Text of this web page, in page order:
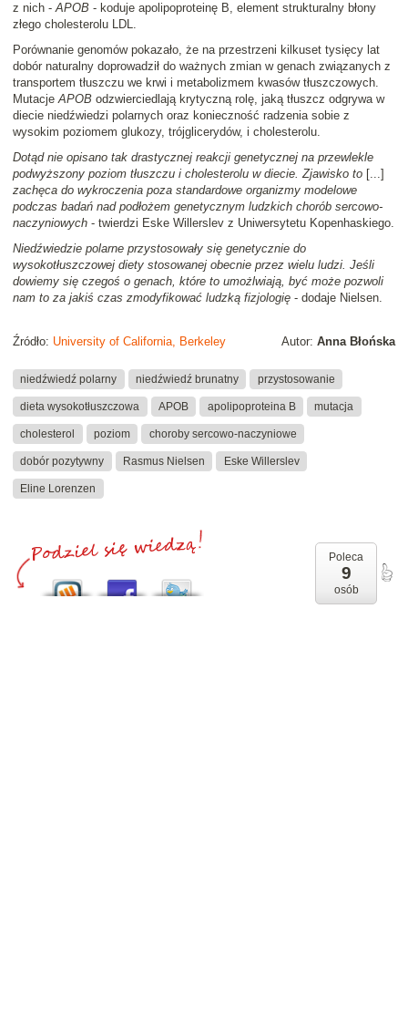
z nich -APOB - koduje apolipoproteinę B, element strukturalny błony
złego cholesterolu LDL.
Porównanie genomów pokazało, że na przestrzeni kilkuset tysięcy lat
dobór naturalny doprowadził do ważnych zmian w genach związanych z
transportem tłuszczu we krwi i metabolizmem kwasów tłuszczowych.
MutacjeAPOB odzwierciedlają krytyczną rolę, jaką tłuszcz odgrywa w
diecie niedźwiedzi polarnych oraz konieczność radzenia sobie z
wysokim poziomem glukozy, trójglicerydów, i cholesterolu.
Dotąd nie opisano tak drastycznej reakcji genetycznej na przewlekle
podwyższony poziom tłuszczu i cholesterolu w diecie. Zjawisko to [...]
zachęca do wykroczenia poza standardowe organizmy modelowe
podczas badań nad podłożem genetycznym ludzkich chorób sercowo-
naczyniowych - twierdzi Eske Willerslev z Uniwersytetu Kopenhaskiego.
Niedźwiedzie polarne przystosowały się genetycznie do
wysokotłuszczowej diety stosowanej obecnie przez wielu ludzi. Jeśli
dowiemy się czegoś o genach, które to umożlwiają, być może pozwoli
nam to za jakiś czas zmodyfikować ludzką fizjologię - dodaje Nielsen.
Autor: Anna Błońska
Źródło: University of California, Berkeley
niedźwiedź polarny niedźwiedź brunatny przystosowanie
dieta wysokotłuszczowa APOB apolipoproteina B mutacja
cholesterol poziom choroby sercowo-naczyniowe
dobór pozytywny Rasmus Nielsen Eske Willerslev
Eline Lorenzen
Poleca
9
osób